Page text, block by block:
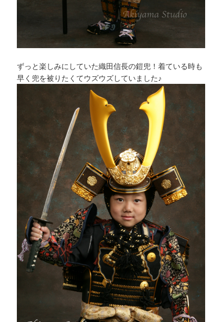
ずっと楽しみにしていた織田信長の鎧兜！着ている時も
早く兜を被りたくてウズウズしていました♪